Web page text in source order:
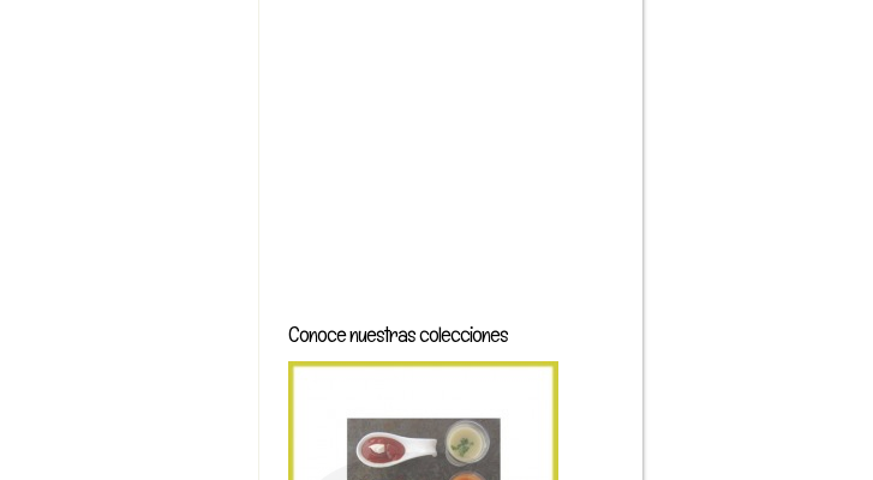
Conoce nuestras colecciones